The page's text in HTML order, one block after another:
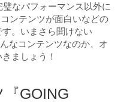
なパフォーマンス以外に
ンテンツが面白いなどの
。いまさら聞けない
なコンテンツなのか、オ
ましょう！
GOING